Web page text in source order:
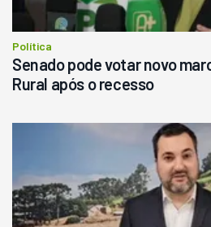
Consultar
Política
Senado pode votar novo
Rural após o recesso